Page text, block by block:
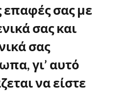
επαφές σας με
σας και
σας
γι’ αυτό
να είστε